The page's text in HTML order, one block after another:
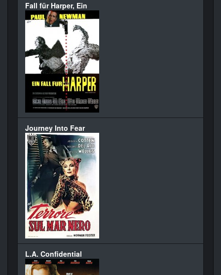
Fall für Harper, Ein
Journey Into Fear
L.A. Confidential